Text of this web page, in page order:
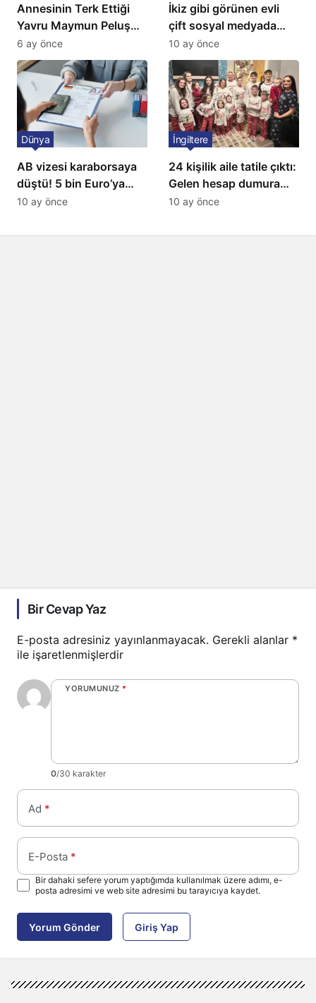
Annesinin Terk Ettiği
Yavru Maymun Peluş
Oyuncağını Anne Bildi
6 ay önce
İkiz gibi görünen evli
çift sosyal medyada
gündem oldu
10 ay önce
AB vizesi karaborsaya
düştü! 5 bin Euro’ya
varan fiyatlarla
Dünya
10 ay önce
24 kişilik aile tatile çıktı:
Gelen hesap dumura
uğrattı
İngiltere
10 ay önce
Bir Cevap Yaz
E-posta adresiniz yayınlanmayacak. Gerekli alanlar *
ile işaretlenmişlerdir
YORUMUNUZ *
0/30 karakter
Ad *
E-Posta *
Bir dahaki sefere yorum yaptığımda kullanılmak üzere adımı, e-
posta adresimi ve web site adresimi bu tarayıcıya kaydet.
Yorum Gönder Giriş Yap